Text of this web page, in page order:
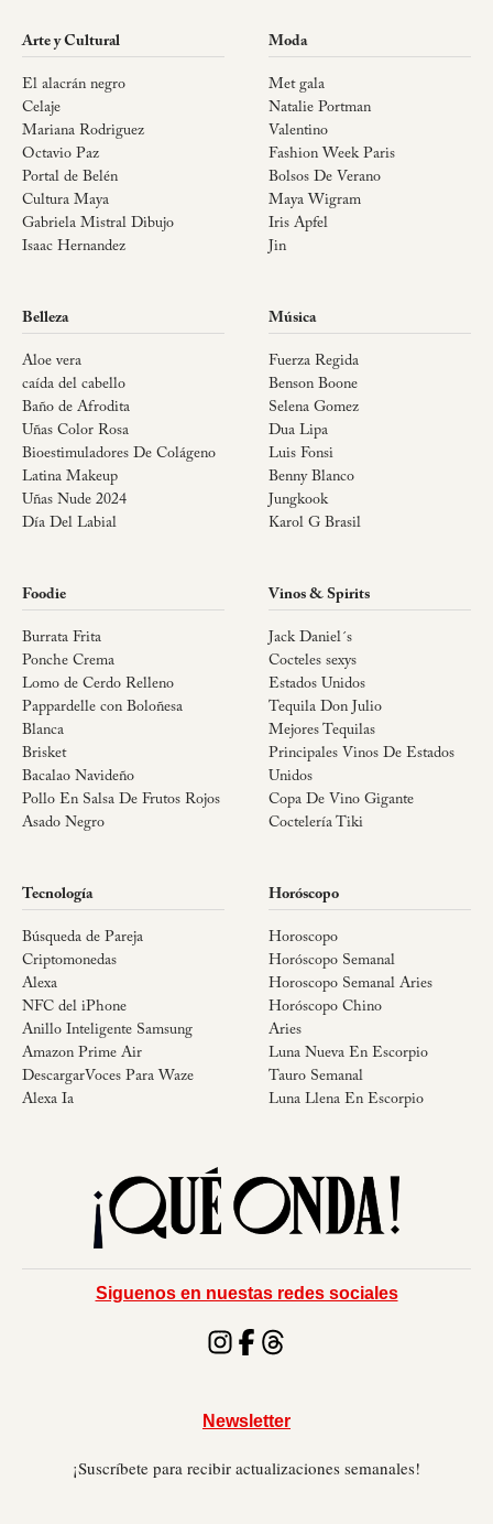
Arte y Cultural
El alacrán negro
Celaje
Mariana Rodriguez
Octavio Paz
Portal de Belén
Cultura Maya
Gabriela Mistral Dibujo
Isaac Hernandez
Moda
Met gala
Natalie Portman
Valentino
Fashion Week Paris
Bolsos De Verano
Maya Wigram
Iris Apfel
Jin
Belleza
Aloe vera
caída del cabello
Baño de Afrodita
Uñas Color Rosa
Bioestimuladores De Colágeno
Latina Makeup
Uñas Nude 2024
Día Del Labial
Música
Fuerza Regida
Benson Boone
Selena Gomez
Dua Lipa
Luis Fonsi
Benny Blanco
Jungkook
Karol G Brasil
Foodie
Burrata Frita
Ponche Crema
Lomo de Cerdo Relleno
Pappardelle con Boloñesa
Blanca
Brisket
Bacalao Navideño
Pollo En Salsa De Frutos Rojos
Asado Negro
Vinos & Spirits
Jack Daniel´s
Cocteles sexys
Estados Unidos
Tequila Don Julio
Mejores Tequilas
Principales Vinos De Estados
Unidos
Copa De Vino Gigante
Coctelería Tiki
Tecnología
Búsqueda de Pareja
Criptomonedas
Alexa
NFC del iPhone
Anillo Inteligente Samsung
Amazon Prime Air
DescargarVoces Para Waze
Alexa Ia
Horóscopo
Horoscopo
Horóscopo Semanal
Horoscopo Semanal Aries
Horóscopo Chino
Aries
Luna Nueva En Escorpio
Tauro Semanal
Luna Llena En Escorpio
Siguenos en nuestas redes sociales
Newsletter
¡Suscríbete para recibir actualizaciones semanales!